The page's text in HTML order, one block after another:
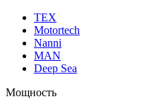
ТЕХ
Motortech
Nanni
MAN
Deep Sea
Мощность